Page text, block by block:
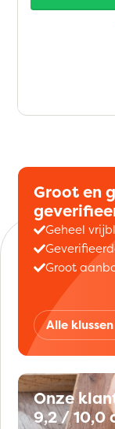
Groot en
Geheel
Groot
Alle
Onze
9,2 / 10,0